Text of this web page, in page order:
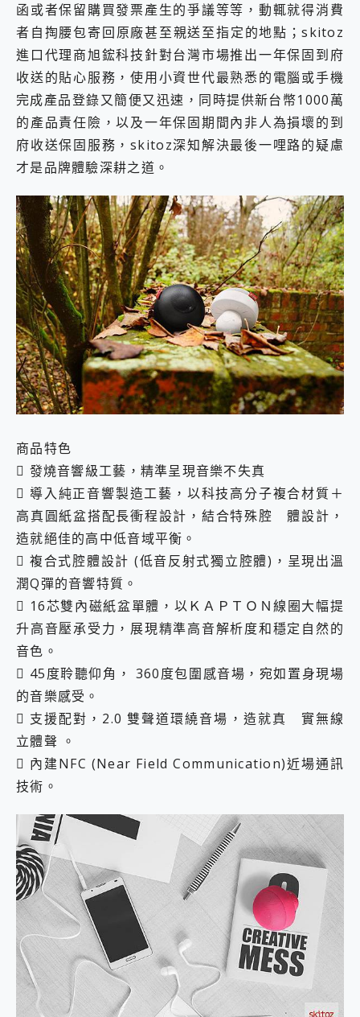
函或者保留購買發票產生的爭議等等，動輒就得消費
者自掏腰包寄回原廠甚至親送至指定的地點；skitoz
進口代理商旭鋐科技針對台灣市場推出一年保固到府
收送的貼心服務，使用小資世代最熟悉的電腦或手機
完成產品登錄又簡便又迅速，同時提供新台幣1000萬
的產品責任險，以及一年保固期間內非人為損壞的到
府收送保固服務，skitoz深知解決最後一哩路的疑慮
才是品牌體驗深耕之道。
商品特色
 發燒音響級工藝，精準呈現音樂不失真
 導入純正音響製造工藝，以科技高分子複合材質＋
高真圓紙盆搭配長衝程設計，結合特殊腔 體設計，
造就絕佳的高中低音域平衡。
 複合式腔體設計 (低音反射式獨立腔體)，呈現出溫
潤Q彈的音響特質。
 16芯雙內磁紙盆單體，以ＫＡＰＴＯＮ線圈大幅提
升高音壓承受力，展現精準高音解析度和穩定自然的
音色。
 45度聆聽仰角， 360度包圍感音場，宛如置身現場
的音樂感受。
 支援配對，2.0 雙聲道環繞音場，造就真 實無線
立體聲 。
 內建NFC (Near Field Communication)近場通訊
技術。